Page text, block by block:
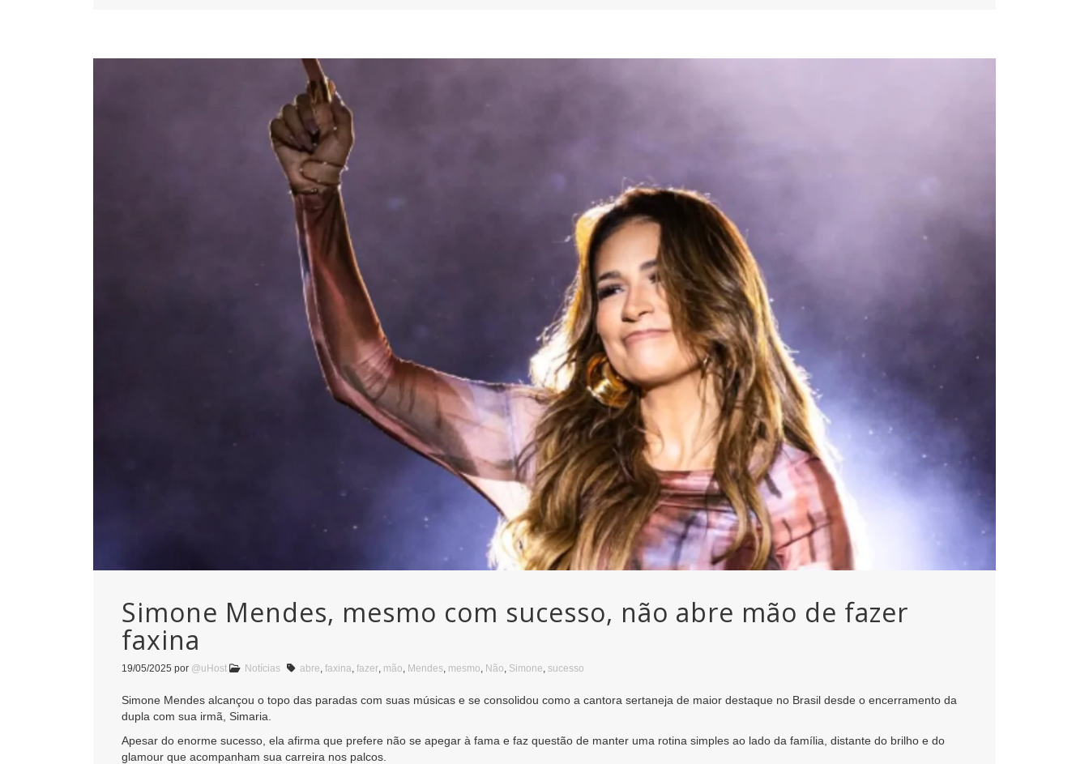
Simone Mendes, mesmo com sucesso, não abre mão de fazer
faxina
19/05/2025 por @uHost Notícias abre, faxina, fazer, mão, Mendes, mesmo, Não, Simone, sucesso
Simone Mendes alcançou o topo das paradas com suas músicas e se consolidou como a cantora sertaneja de maior destaque no Brasil desde o encerramento da
dupla com sua irmã, Simaria.
Apesar do enorme sucesso, ela afirma que prefere não se apegar à fama e faz questão de manter uma rotina simples ao lado da família, distante do brilho e do
glamour que acompanham sua carreira nos palcos.